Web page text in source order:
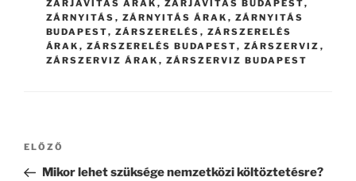
ZÁRJAVÍTÁS ÁRAK , ZÁRJAVÍTÁS BUDAPEST,
ZÁRNYITÁS , ZÁRNYITÁS ÁRAK , ZÁRNYITÁS
BUDAPEST, ZÁRSZERELÉS , ZÁRSZERELÉS
ÁRAK , ZÁRSZERELÉS BUDAPEST, ZÁRSZERVIZ ,
ZÁRSZERVIZ ÁRAK , ZÁRSZERVIZ BUDAPEST
Bejegyzés
Korábbi
bejegyzés
ELŐZŐ
Mikor lehet szüksége nemzetközi költöztetésre?